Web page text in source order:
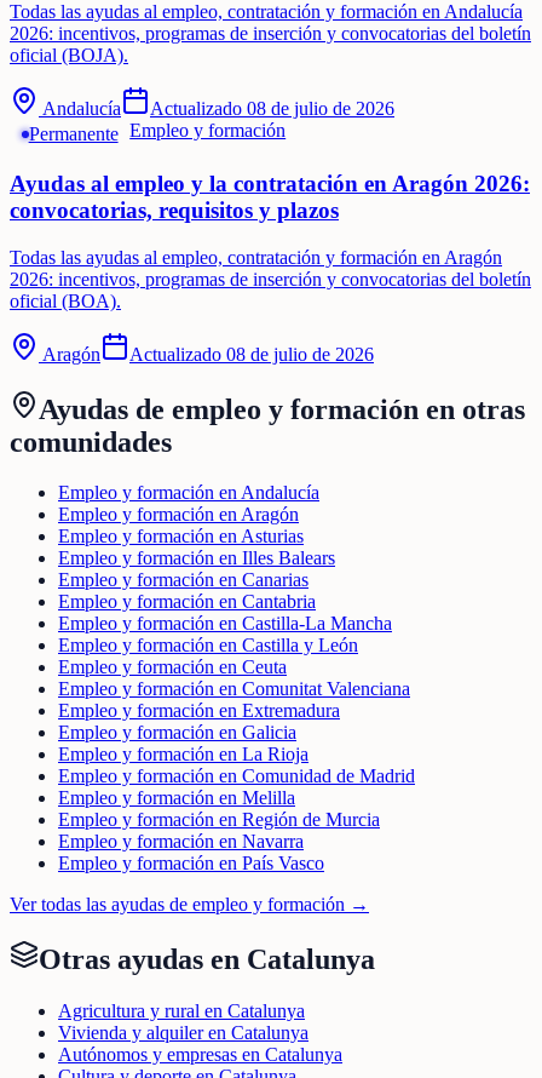
Todas las ayudas al empleo, contratación y formación en Andalucía
2026: incentivos, programas de inserción y convocatorias del boletín
oficial (BOJA).
Andalucía Actualizado 08 de julio de 2026
Permanente Empleo y formación
Ayudas al empleo y la contratación en Aragón 2026:
convocatorias, requisitos y plazos
Todas las ayudas al empleo, contratación y formación en Aragón
2026: incentivos, programas de inserción y convocatorias del boletín
oficial (BOA).
Aragón Actualizado 08 de julio de 2026
Ayudas de empleo y formación en otras
comunidades
Empleo y formación en Andalucía
Empleo y formación en Aragón
Empleo y formación en Asturias
Empleo y formación en Illes Balears
Empleo y formación en Canarias
Empleo y formación en Cantabria
Empleo y formación en Castilla-La Mancha
Empleo y formación en Castilla y León
Empleo y formación en Ceuta
Empleo y formación en Comunitat Valenciana
Empleo y formación en Extremadura
Empleo y formación en Galicia
Empleo y formación en La Rioja
Empleo y formación en Comunidad de Madrid
Empleo y formación en Melilla
Empleo y formación en Región de Murcia
Empleo y formación en Navarra
Empleo y formación en País Vasco
Ver todas las ayudas de empleo y formación →
Otras ayudas en Catalunya
Agricultura y rural en Catalunya
Vivienda y alquiler en Catalunya
Autónomos y empresas en Catalunya